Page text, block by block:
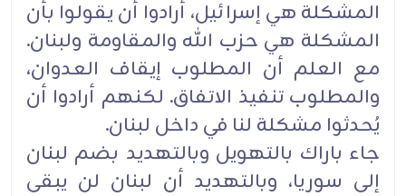
المشكلة هي إسرائيل، أرادوا ‏أن يقولوا بأن
المشكلة هي حزب الله والمقاومة ولبنان.
مع العلم أن المطلوب إيقاف العدوان،
والمطلوب تنفيذ ‏الاتفاق. لكنهم أرادوا أن
يُحدثوا مشكلة لنا في داخل لبنان.‏
جاء باراك بالتهويل وبالتهديد بضم لبنان
إلى سوريا، وبالتهديد أن لبنان لن يبقى